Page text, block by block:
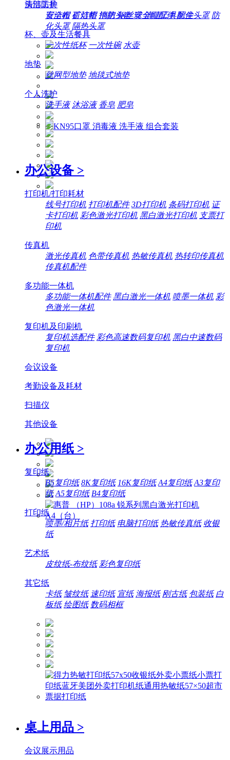
头部防护
安全帽 矿灯帽 消防头盔 安全帽配件 防尘头罩 防
化头罩 隔热头罩
清洁工具
百洁布 百洁垫 拖把 钢丝球 清洁工具配件
杯、壶及生活餐具
一次性纸杯 一次性碗 水壶
地垫
丝网型地垫 地毯式地垫
个人洗护
洗手液 沐浴液 香皂 肥皂
办公设备 >
打印机/打印耗材
线号打印机 打印机配件 3D打印机 条码打印机 证
卡打印机 彩色激光打印机 黑白激光打印机 支票打
印机
传真机
激光传真机 色带传真机 热敏传真机 热转印传真机
传真机配件
多功能一体机
多功能一体机配件 黑白激光一体机 喷墨一体机 彩
色激光一体机
复印机及印刷机
复印机选配件 彩色高速数码复印机 黑白中速数码
复印机
会议设备
考勤设备及耗材
扫描仪
其他设备
办公用纸 >
复印纸
B5复印纸 8K复印纸 16K复印纸 A4复印纸 A3复印
纸 A5复印纸 B4复印纸
打印纸
喷墨/相片纸 打印纸 电脑打印纸 热敏传真纸 收银
纸
艺术纸
皮纹纸-布纹纸 彩色复印纸
其它纸
卡纸 皱纹纸 速印纸 宣纸 海报纸 刚古纸 包装纸 白
板纸 绘图纸 数码相框
桌上用品 >
会议展示用品